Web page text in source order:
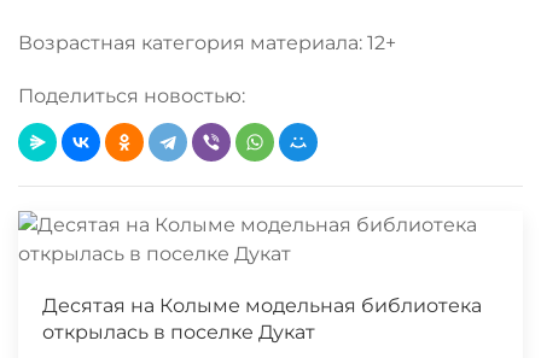
Возрастная категория материала: 12+
Поделиться новостью:
Десятая на Колыме модельная библиотека
открылась в поселке Дукат